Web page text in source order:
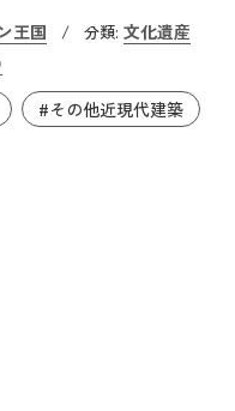
、当時スウェーデン国
ナ鉄塔6基や、アンテ
ンダーソン製の送信機
どが含まれています。
ケルブラッドによって
ウェーデンで最も高い
造エンジニアのヘンリ
王国 / 分類: 文化遺産
#その他近現代建築